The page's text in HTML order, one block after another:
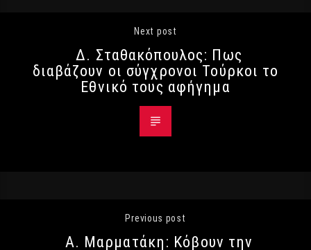
Next post
Δ. Σταθακόπουλος: Πως
διαβάζουν οι σύγχρονοι Τούρκοι το
Εθνικό τους αφήγημα
Previous post
Α. Μαρματάκη: Κόβουν την